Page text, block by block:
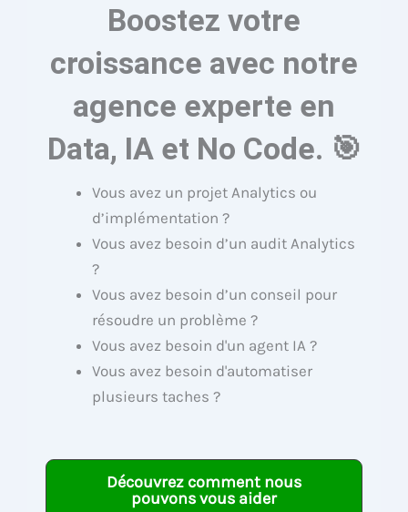
Boostez votre
croissance avec notre
agence experte en
Data, IA et No Code. 🎯
Vous avez un projet Analytics ou
d’implémentation ?
Vous avez besoin d’un audit Analytics
?
Vous avez besoin d’un conseil pour
résoudre un problème ?
Vous avez besoin d'un agent IA ?
Vous avez besoin d'automatiser
plusieurs taches ?
Découvrez comment nous
pouvons vous aider